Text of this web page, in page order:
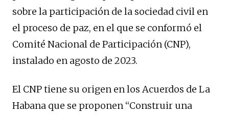
sobre la participación de la sociedad civil en
el proceso de paz, en el que se conformó el
Comité Nacional de Participación (CNP),
instalado en agosto de 2023.
El CNP tiene su origen en los Acuerdos de La
Habana que se proponen “Construir una